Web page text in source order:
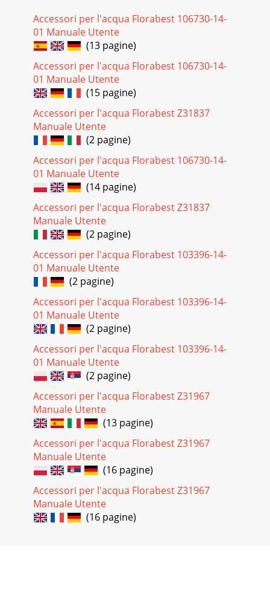
Accessori per l'acqua Florabest 106730-14-
01 Manuale Utente
(13 pagine)
Accessori per l'acqua Florabest 106730-14-
01 Manuale Utente
(15 pagine)
Accessori per l'acqua Florabest Z31837
Manuale Utente
(2 pagine)
Accessori per l'acqua Florabest 106730-14-
01 Manuale Utente
(14 pagine)
Accessori per l'acqua Florabest Z31837
Manuale Utente
(2 pagine)
Accessori per l'acqua Florabest 103396-14-
01 Manuale Utente
(2 pagine)
Accessori per l'acqua Florabest 103396-14-
01 Manuale Utente
(2 pagine)
Accessori per l'acqua Florabest 103396-14-
01 Manuale Utente
(2 pagine)
Accessori per l'acqua Florabest Z31967
Manuale Utente
(13 pagine)
Accessori per l'acqua Florabest Z31967
Manuale Utente
(16 pagine)
Accessori per l'acqua Florabest Z31967
Manuale Utente
(16 pagine)